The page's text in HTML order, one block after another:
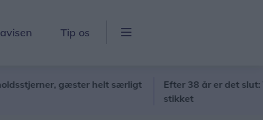
Tip os
gæster helt særligt
Efter 38 år er det slut: